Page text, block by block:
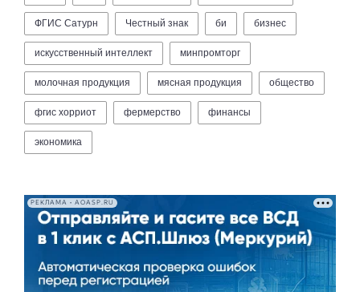
ФГИС Сатурн Честный знак би бизнес
искусственный интеллект минпромторг
молочная продукция мясная продукция общество
фгис хорриот фермерство финансы
экономика
РЕКЛАМА • AOASP.RU